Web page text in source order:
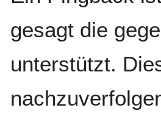
gesagt die
unterstützt.